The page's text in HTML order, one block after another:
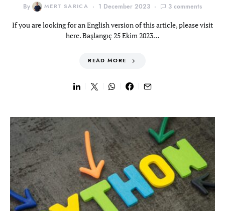
By MERT SARICA 1 December 2023 3 comments
If you are looking for an English version of this article, please visit
here. Başlangıç 25 Ekim 2023…
READ MORE